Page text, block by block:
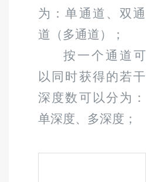
为：单通道、双通
道（多通道）；
按一个通道可
以同时获得的若干
深度数可以分为：
单深度、多深度；